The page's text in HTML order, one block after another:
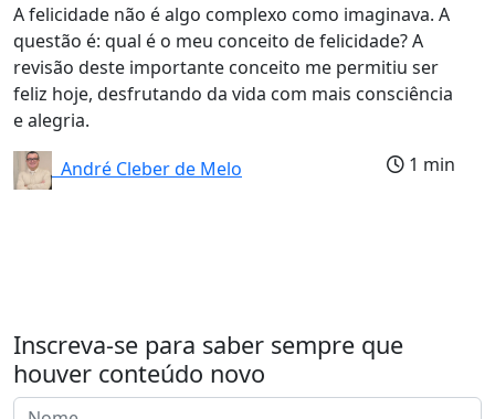
A felicidade não é algo complexo como imaginava. A
questão é: qual é o meu conceito de felicidade? A
revisão deste importante conceito me permitiu ser
feliz hoje, desfrutando da vida com mais consciência
e alegria.
André Cleber de Melo
1 min
Inscreva-se para saber sempre que
houver conteúdo novo